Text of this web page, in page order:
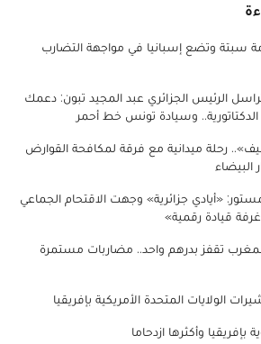
سبتة وتضع إسبانيا في مواجهة التضارب
الرئيس الجزائري عبد المجيد تبون: دعمك
وسيادة تونس خط أحمر
رحلة ميدانية مع فرقة لمكافحة القوارض
البيضاء
«أيادي جزائرية» وجهت الاقتحام الجماعي
قيادة رقمية»
تقفز بدرهم واحد.. مضاربات مستمرة
الولايات المتحدة الأمريكية بإفريقيا